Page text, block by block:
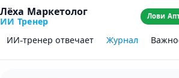
Лёха Маркетолог
ИИ Тренер
Лови
ИИ-тренер отвечает Журнал